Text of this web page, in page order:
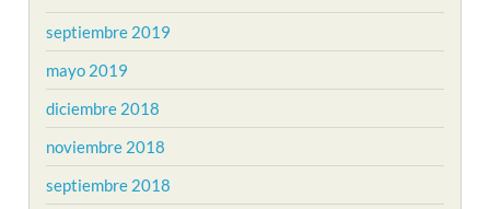
septiembre 2019
mayo 2019
diciembre 2018
noviembre 2018
septiembre 2018